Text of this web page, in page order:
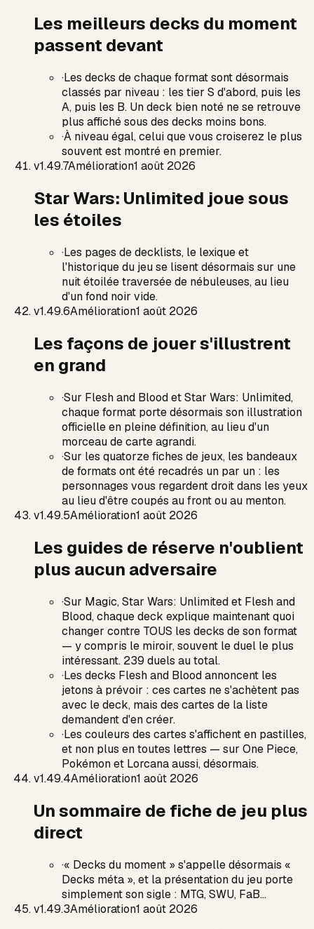
Les meilleurs decks du moment
passent devant
·Les decks de chaque format sont désormais
classés par niveau : les tier S d'abord, puis les
A, puis les B. Un deck bien noté ne se retrouve
plus affiché sous des decks moins bons.
·À niveau égal, celui que vous croiserez le plus
souvent est montré en premier.
v1.49.7Amélioration1 août 2026
Star Wars: Unlimited joue sous
les étoiles
·Les pages de decklists, le lexique et
l'historique du jeu se lisent désormais sur une
nuit étoilée traversée de nébuleuses, au lieu
d'un fond noir vide.
v1.49.6Amélioration1 août 2026
Les façons de jouer s'illustrent
en grand
·Sur Flesh and Blood et Star Wars: Unlimited,
chaque format porte désormais son illustration
officielle en pleine définition, au lieu d'un
morceau de carte agrandi.
·Sur les quatorze fiches de jeux, les bandeaux
de formats ont été recadrés un par un : les
personnages vous regardent droit dans les yeux
au lieu d'être coupés au front ou au menton.
v1.49.5Amélioration1 août 2026
Les guides de réserve n'oublient
plus aucun adversaire
·Sur Magic, Star Wars: Unlimited et Flesh and
Blood, chaque deck explique maintenant quoi
changer contre TOUS les decks de son format
— y compris le miroir, souvent le duel le plus
intéressant. 239 duels au total.
·Les decks Flesh and Blood annoncent les
jetons à prévoir : ces cartes ne s'achètent pas
avec le deck, mais des cartes de la liste
demandent d'en créer.
·Les couleurs des cartes s'affichent en pastilles,
et non plus en toutes lettres — sur One Piece,
Pokémon et Lorcana aussi, désormais.
v1.49.4Amélioration1 août 2026
Un sommaire de fiche de jeu plus
direct
·« Decks du moment » s'appelle désormais «
Decks méta », et la présentation du jeu porte
simplement son sigle : MTG, SWU, FaB…
v1.49.3Amélioration1 août 2026